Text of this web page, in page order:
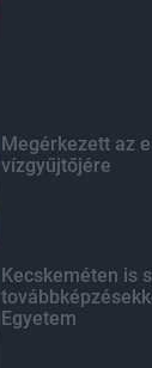
Megérkezett az
vízgyűjtőjére
Kecskeméten is
Egyetem